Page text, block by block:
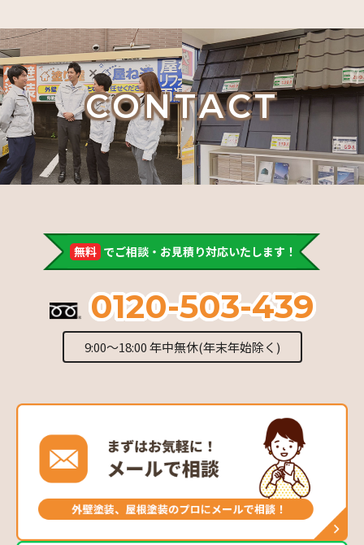
CONTACT
無料 でご相談・お見積り対応いたします！
0120-503-439
9:00～18:00 年中無休(年末年始除く)